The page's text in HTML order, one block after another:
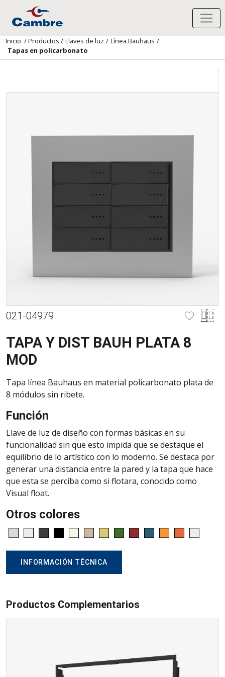
Inicio /Productos / Llaves de luz / Línea Bauhaus /
Tapas en policarbonato
021-04979
TAPA Y DIST BAUH PLATA 8
MOD
Tapa línea Bauhaus en material policarbonato plata de
8 módulos sin ribete.
Función
Llave de luz de diseño con formas básicas en su
funcionalidad sin que esto impida que se destaque el
equilibrio de lo artístico con lo moderno. Se destaca por
generar una distancia entre la pared y la tapa que hace
que esta se perciba como si flotara, conocido como
Visual float.
Otros colores
INFORMACIÓN TÉCNICA
Productos Complementarios